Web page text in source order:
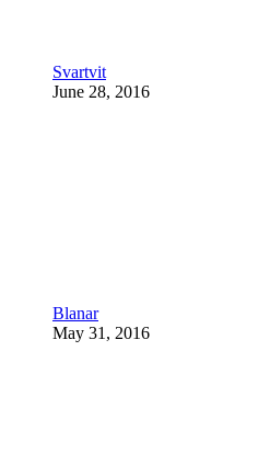
Svartvit
June 28, 2016
Blanar
May 31, 2016